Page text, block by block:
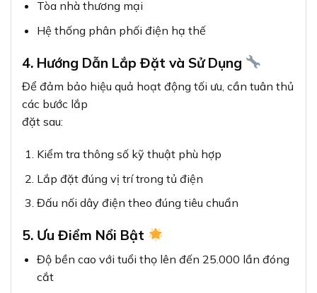
Tòa nhà thương mại
Hệ thống phân phối điện hạ thế
4. Hướng Dẫn Lắp Đặt và Sử Dụng
Để đảm bảo hiệu quả hoạt động tối ưu, cần tuân thủ
các bước lắp
đặt sau:
Kiểm tra thông số kỹ thuật phù hợp
Lắp đặt đúng vị trí trong tủ điện
Đấu nối dây điện theo đúng tiêu chuẩn
5. Ưu Điểm Nổi Bật
Độ bền cao với tuổi thọ lên đến 25.000 lần đóng
cắt